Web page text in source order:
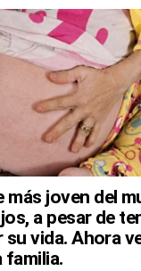
más joven del
a pesar de
su vida. Ahora
familia.